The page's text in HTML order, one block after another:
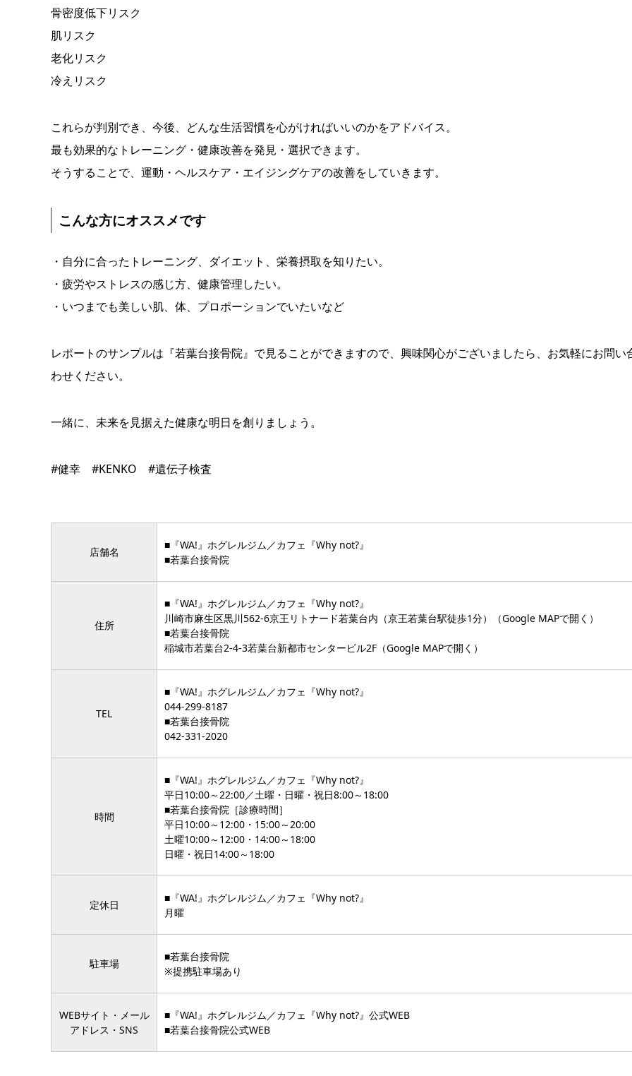
骨密度低下リスク
肌リスク
老化リスク
冷えリスク
これらが判別でき、今後、どんな生活習慣を心がければいいのかをアドバイス。
最も効果的なトレーニング・健康改善を発見・選択できます。
そうすることで、運動・ヘルスケア・エイジングケアの改善をしていきます。
こんな方にオススメです
・自分に合ったトレーニング、ダイエット、栄養摂取を知りたい。
・疲労やストレスの感じ方、健康管理したい。
・いつまでも美しい肌、体、プロポーションでいたいなど
レポートのサンプルは『若葉台接骨院』 で見ることができますので、 興味関心がございましたら、 お気軽にお問い
わせください。
一緒に、未来を見据えた健康な明日を創りましょう。
#健幸 #KENKO #遺伝子検査
店舗名
■『WA!』ホグレルジム／カフェ『Why not?』
■若葉台接骨院
住所
■『WA!』ホグレルジム／カフェ『Why not?』
川崎市麻生区黒川562-6京王リトナード若葉台内（京王若葉台駅徒歩1分）（Google MAPで開く ）
■若葉台接骨院
稲城市若葉台2-4-3若葉台新都市センタービル2F（Google MAPで開く ）
TEL
■『WA!』ホグレルジム／カフェ『Why not?』
044-299-8187
■若葉台接骨院
042-331-2020
時間
■『WA!』ホグレルジム／カフェ『Why not?』
平日10:00～22:00／土曜・日曜・祝日8:00～18:00
■若葉台接骨院［診療時間］
平日10:00～12:00・15:00～20:00
土曜10:00～12:00・14:00～18:00
日曜・祝日14:00～18:00
定休日
■『WA!』ホグレルジム／カフェ『Why not?』
月曜
駐車場
■若葉台接骨院
※提携駐車場あり
WEBサイト・メール
アドレス・SNS
■ 『WA!』ホグレルジム／カフェ『Why not?』公式WEB
■若葉台接骨院公式WEB